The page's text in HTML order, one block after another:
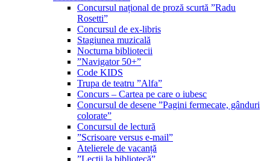
Concursul național de proză scurtă ”Radu
Rosetti”
Concursul de ex-libris
Stagiunea muzicală
Nocturna bibliotecii
”Navigator 50+”
Code KIDS
Trupa de teatru ”Alfa”
Concurs – Cartea pe care o iubesc
Concursul de desene ”Pagini fermecate, gânduri
colorate”
Concursul de lectură
”Scrisoare versus e-mail”
Atelierele de vacanță